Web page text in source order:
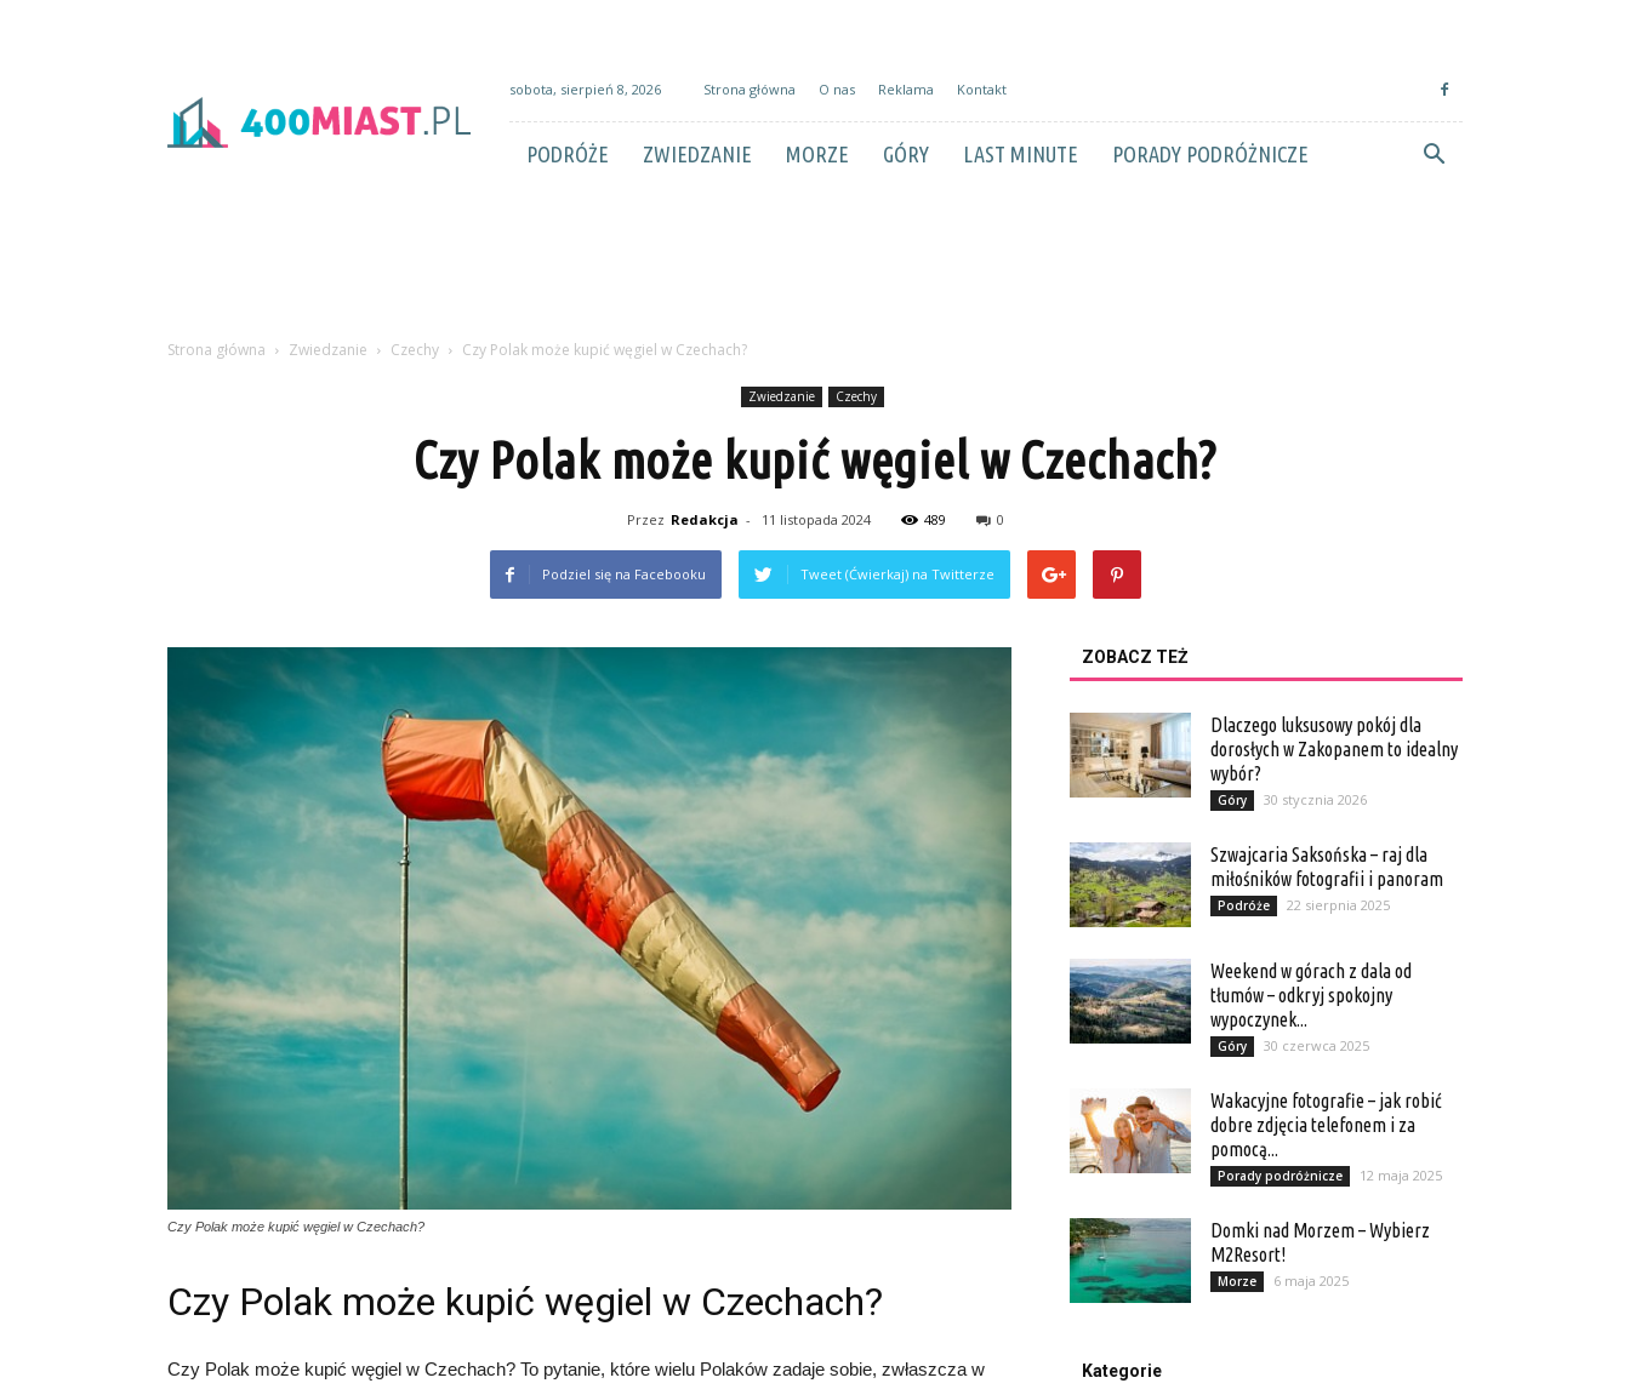
sobota, sierpień 8, 2026 Strona główna O nas Reklama Kontakt
PODRÓŻE ZWIEDZANIE MORZE GÓRY LAST MINUTE PORADY PODRÓŻNICZE
Strona główna Zwiedzanie Czechy Czy Polak może kupić węgiel w Czechach?
Zwiedzanie Czechy
Czy Polak może kupić węgiel w Czechach?
Przez Redakcja - 11 listopada 2024 489 0
Podziel się na Facebooku Tweet (Ćwierkaj) na Twitterze
Czy Polak może kupić węgiel w Czechach?
Czy Polak może kupić węgiel w Czechach?
Czy Polak może kupić węgiel w Czechach? To pytanie, które wielu Polaków zadaje sobie, zwłaszcza w
ZOBACZ TEŻ
Dlaczego luksusowy pokój dla
dorosłych w Zakopanem to idealny
wybór?
Góry 30 stycznia 2026
Szwajcaria Saksońska – raj dla
miłośników fotografii i panoram
Podróże 22 sierpnia 2025
Weekend w górach z dala od
tłumów – odkryj spokojny
wypoczynek...
Góry 30 czerwca 2025
Wakacyjne fotografie – jak robić
dobre zdjęcia telefonem i za
pomocą...
Porady podróżnicze 12 maja 2025
Domki nad Morzem – Wybierz
M2Resort!
Morze 6 maja 2025
Kategorie